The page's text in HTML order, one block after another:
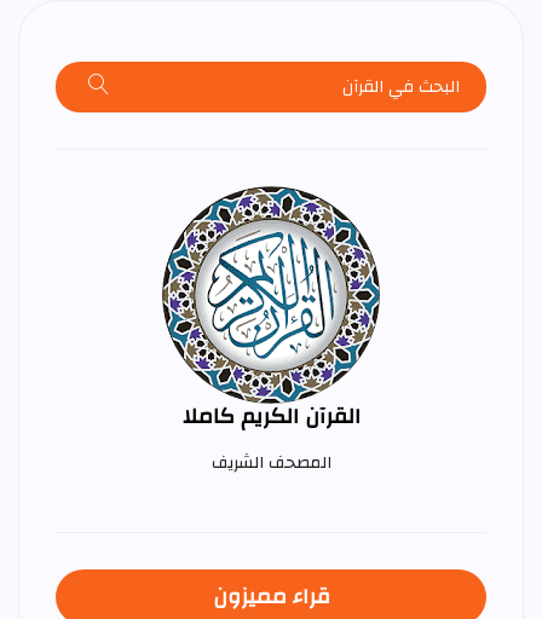
القرآن الكريم كاملا
المصحف الشريف
قراء مميزون